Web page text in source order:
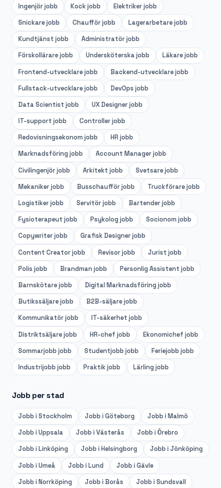
Ingenjörjobb Kockjobb Elektrikerjobb
Snickarejobb Chaufförjobb Lagerarbetarejobb
Kundtjänst jobb Administratörjobb
Förskollärarejobb Undersköterskajobb Läkarejobb
Frontend-utvecklarejobb Backend-utvecklarejobb
Fullstack-utvecklarejobb DevOps jobb
Data Scientist jobb UX Designerjobb
IT-support jobb Controllerjobb
Redovisningsekonom jobb HR jobb
Marknadsföring jobb Account Managerjobb
Civilingenjörjobb Arkitekt jobb Svetsarejobb
Mekanikerjobb Busschaufförjobb Truckförarejobb
Logistikerjobb Servitörjobb Bartenderjobb
Fysioterapeut jobb Psykolog jobb Socionom jobb
Copywriterjobb Grafisk Designerjobb
Content Creatorjobb Revisorjobb Jurist jobb
Polis jobb Brandman jobb Personlig Assistent jobb
Barnskötarejobb Digital Marknadsföring jobb
Butikssäljarejobb B2B-säljarejobb
Kommunikatörjobb IT-säkerhet jobb
Distriktsäljarejobb HR-chef jobb Ekonomichef jobb
Sommarjobb jobb Studentjobb jobb Feriejobb jobb
Industrijobb jobb Praktikjobb Lärling jobb
Jobb per stad
Jobb iStockholm Jobb iGöteborg Jobb iMalmö
Jobb iUppsala Jobb iVästerås Jobb iÖrebro
Jobb iLinköping Jobb iHelsingborg Jobb iJönköping
Jobb iUmeå Jobb iLund Jobb iGävle
Jobb iNorrköping Jobb iBorås Jobb iSundsvall